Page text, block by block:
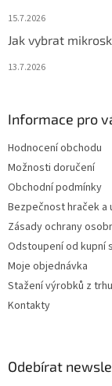
15.7.2026
Jak vybrat
13.7.2026
Informace pro
Hodnocení obchodu
Možnosti doručení
Obchodní podmínky
Bezpečnost hraček
Zásady ochrany
Odstoupení od kupní
Moje objednávka
Stažení výrobků z trhu
Kontakty
Odebírat